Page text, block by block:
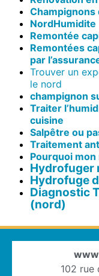
Champignons
NordHumidite
Remontée
Remontées
par
Trouver un
le nord
champignon
Traiter
cuisine
Salpêtre ou
Traitement
Pourquoi
Hydrofuger
Hydrofuge
Diagnostic
(nord)
102 rue